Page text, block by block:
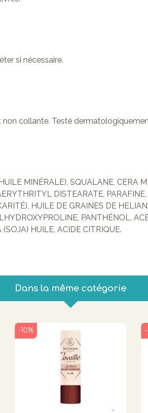
si nécessaire.
non collante. Testé
MINÉRALE), SQUALANE, CERA
DISTEARATE,
HUILE DE GRAINES DE
PANTHÉNOL,
HUILE, ACIDE CITRIQUE.
Dans la même catégorie
-10% -